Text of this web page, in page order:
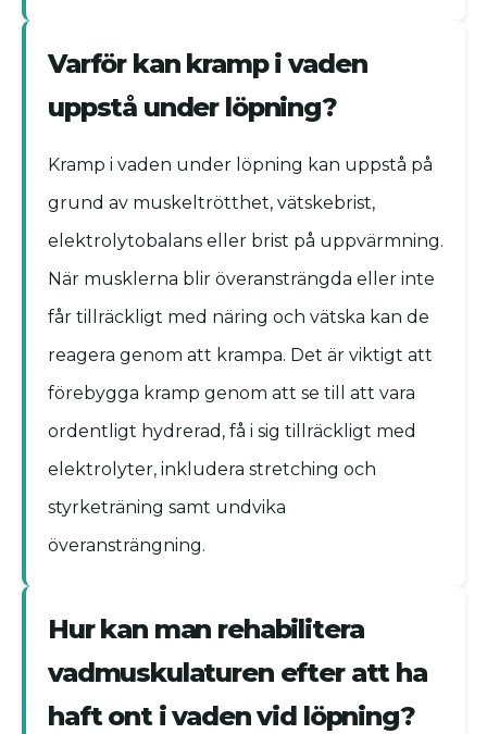
Varför kan kramp i vaden
uppstå under löpning?
Kramp i vaden under löpning kan uppstå på
grund av muskeltrötthet, vätskebrist,
elektrolytobalans eller brist på uppvärmning.
När musklerna blir överansträngda eller inte
får tillräckligt med näring och vätska kan de
reagera genom att krampa. Det är viktigt att
förebygga kramp genom att se till att vara
ordentligt hydrerad, få i sig tillräckligt med
elektrolyter, inkludera stretching och
styrketräning samt undvika
överansträngning.
Hur kan man rehabilitera
vadmuskulaturen efter att ha
haft ont i vaden vid löpning?